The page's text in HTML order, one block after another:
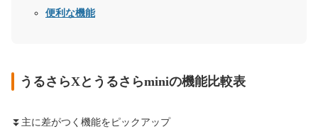
便利な機能
うるさらXとうるさらminiの機能比較表
⏬主に差がつく機能をピックアップ